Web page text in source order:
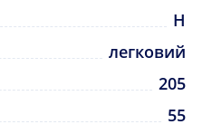
H
легковий
205
55